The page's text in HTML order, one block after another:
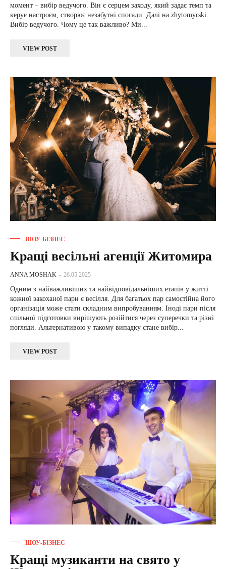
момент – вибір ведучого. Він є серцем заходу, який задає темп та
керує настроєм, створює незабутні спогади. Далі на zhytomyrski.
Вибір ведучого. Чому це так важливо? Ми...
VIEW POST
ШОУ-БІЗНЕС
Кращі весільні агенції Житомира
ANNA MOSHAK - 26.05.2025
Одним з найважливіших та найвідповідальніших етапів у житті
кожної закоханої пари є весілля. Для багатьох пар самостійна його
організація може стати складним випробуванням. Іноді пари після
спільної підготовки вирішують розійтися через суперечки та різні
погляди. Альтернативою у такому випадку стане вибір...
VIEW POST
ШОУ-БІЗНЕС
Кращі музиканти на свято у